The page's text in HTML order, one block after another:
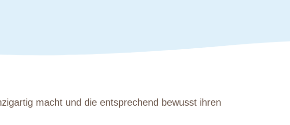
macht und die entsprechend bewusst ihren